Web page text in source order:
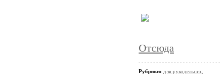
Отсюда
Рубрики: для рукодельниц